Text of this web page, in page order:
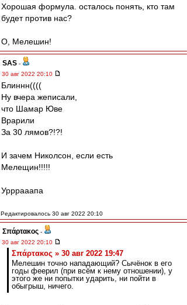
Хорошая формула. осталось понять, кто там
будет против нас?
О, Мелешин!
SAS -
30 авг 2022 20:10
Блиннн((((
Ну вчера жеписали,
что Шамар Юве
Врарили
За 30 лямов?!?!
И зачем Николсон, если есть
Мелещин!!!!!
Урррааапа
Редактировалось 30 авг 2022 20:10
Σπάρτακος -
30 авг 2022 20:10
Σπάρτακος » 30 авг 2022 19:47
Мелешин точно нападающий? Сычёнок в его
годы феерил (при всём к нему отношении), у
этого же ни попытки ударить, ни пойти в
обыгрыш, ничего.